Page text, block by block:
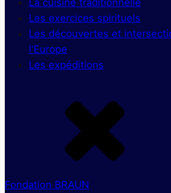
La cuisine traditionnelle
Les exercices spirituels
Les découvertes et
l'Europe
Les expéditions
Fondation BRAUN